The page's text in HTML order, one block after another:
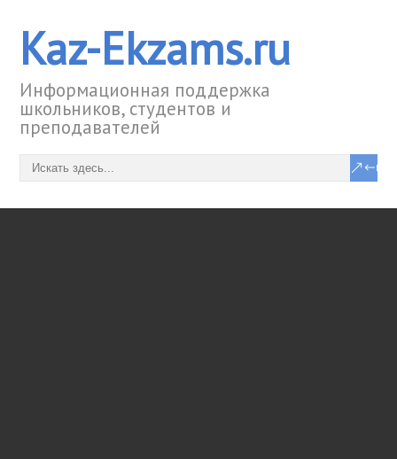
Kaz-Ekzams.ru
Информационная поддержка
школьников, студентов и
преподавателей